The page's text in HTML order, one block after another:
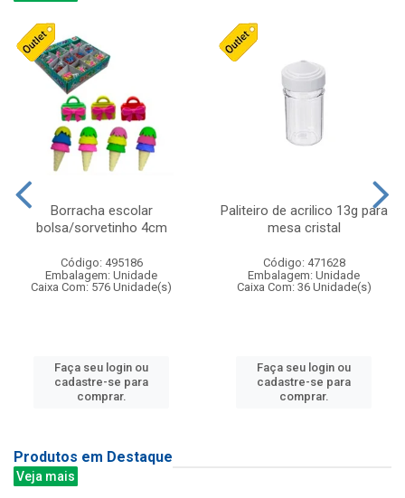
Borracha escolar
bolsa/sorvetinho 4cm
Código: 495186
Embalagem: Unidade
Caixa Com: 576 Unidade(s)
Faça seu login ou
cadastre-se para
comprar.
Paliteiro de acrilico 13g para
mesa cristal
Código: 471628
Embalagem: Unidade
Caixa Com: 36 Unidade(s)
Faça seu login ou
cadastre-se para
comprar.
Produtos em Destaque
Veja mais